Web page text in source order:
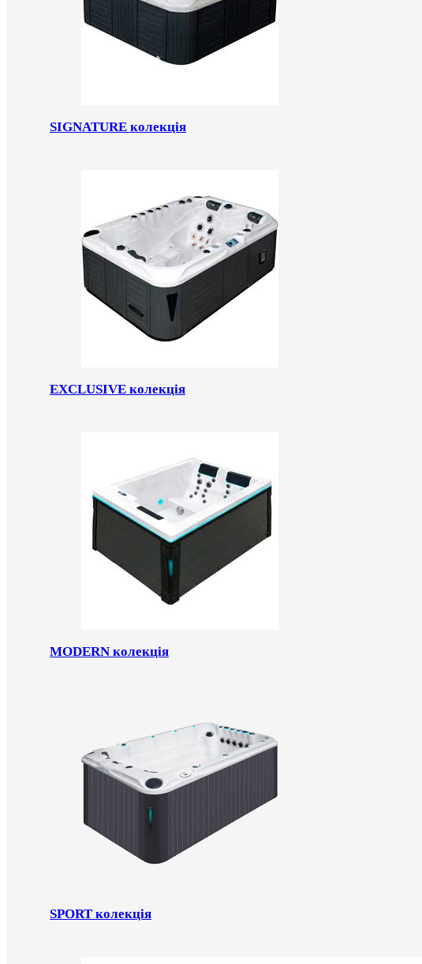
SIGNATURE колекція
EXCLUSIVE колекція
MODERN колекція
SPORT колекція